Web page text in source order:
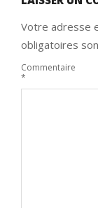
Votre adresse
obligatoires
Commentaire
*